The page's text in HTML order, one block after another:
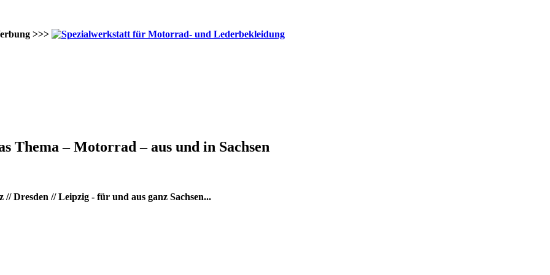
>>>
Thema – Motorrad – aus und in Sachsen
Dresden // Leipzig - für und aus ganz Sachsen...